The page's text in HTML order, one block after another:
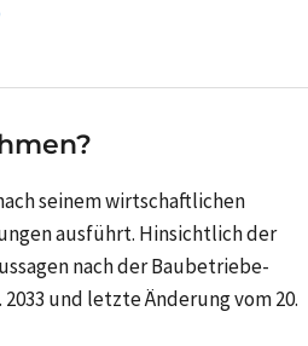
seinem wirtschaftlichen
ausführt. Hinsichtlich der
nach der Baubetriebe-
und letzte Änderung vom 20.